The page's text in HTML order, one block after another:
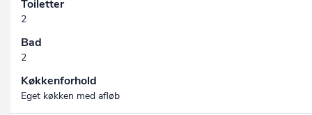
Toiletter
2
Bad
2
Køkkenforhold
Eget køkken med afløb